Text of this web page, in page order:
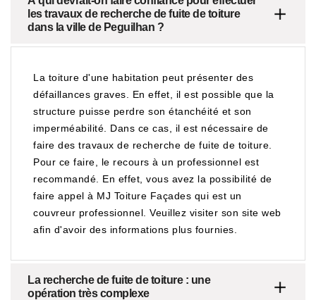
les travaux de recherche de fuite de toiture
dans la ville de Peguilhan ?
La toiture d'une habitation peut présenter des
défaillances graves. En effet, il est possible que la
structure puisse perdre son étanchéité et son
imperméabilité. Dans ce cas, il est nécessaire de
faire des travaux de recherche de fuite de toiture.
Pour ce faire, le recours à un professionnel est
recommandé. En effet, vous avez la possibilité de
faire appel à MJ Toiture Façades qui est un
couvreur professionnel. Veuillez visiter son site web
afin d'avoir des informations plus fournies.
La recherche de fuite de toiture : une
opération très complexe